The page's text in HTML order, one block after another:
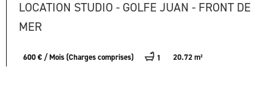
LOCATION STUDIO - GOLFE JUAN - FRONT DE
MER
600 € / Mois (Charges comprises) 1 20.72 m²